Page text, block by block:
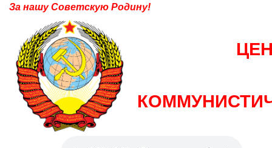
За нашу Советскую Родину!